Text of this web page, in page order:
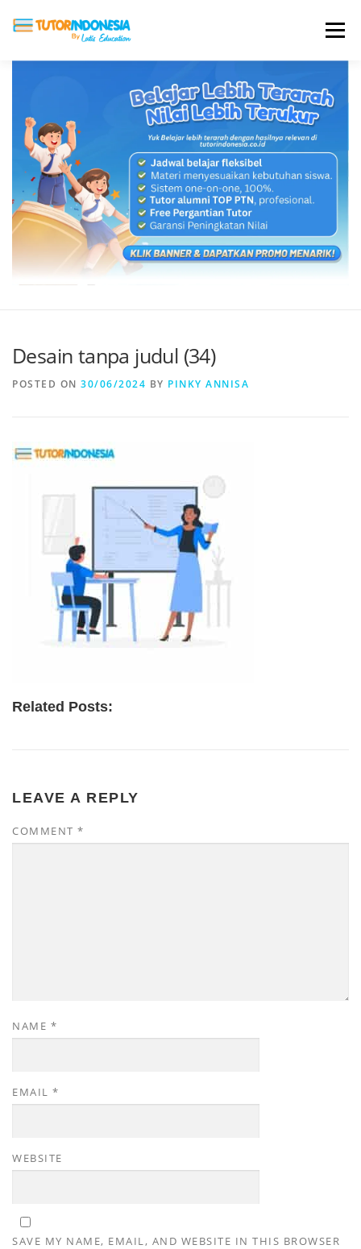
Menu
ABOUT US JADI PENGAJAR
BIAYA LES TESTIMONI PROFIL ALUMNI
BLOG DAFTAR SEKOLAH
Desain tanpa judul (34)
POSTED ON 30/06/2024 BY PINKY ANNISA
Related Posts:
LEAVE A REPLY
COMMENT *
NAME *
EMAIL *
WEBSITE
SAVE MY NAME, EMAIL, AND WEBSITE IN THIS BROWSER